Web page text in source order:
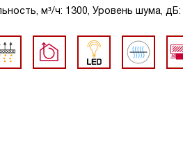
м³/ч: 1300, Уровень шума, дБ: